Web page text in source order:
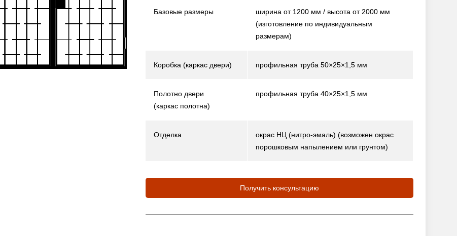
Базовые размеры
ширина от 1200 мм / высота от 2000 мм
(изготовление по индивидуальным
размерам)
Коробка (каркас двери) профильная труба 50×25×1,5 мм
Полотно двери
(каркас полотна)
профильная труба 40×25×1,5 мм
Отделка окрас НЦ (нитро-эмаль) (возможен окрас
порошковым напылением или грунтом)
Получить консультацию